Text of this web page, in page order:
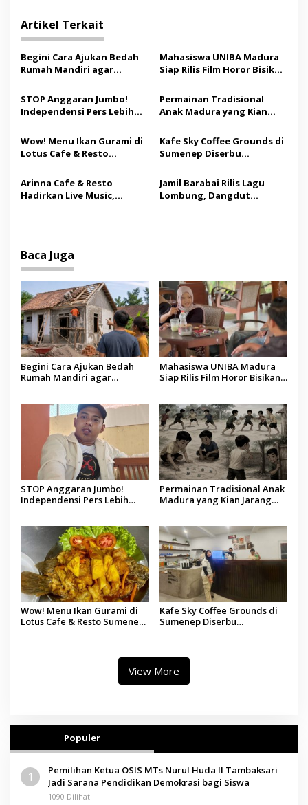
g
a
s
i
p
o
s
Artikel Terkait
Begini Cara Ajukan Bedah
Rumah Mandiri agar
Rp20 Juta
Mahasiswa UNIBA Madura
Siap Rilis Film Horor Bisikan
dan Sarat Pesan Moral
STOP Anggaran Jumbo!
Independensi Pers Lebih
Publikasi Rp8,2 Miliar
Permainan Tradisional
Anak Madura yang Kian
hingga Bal Budhi
Wow! Menu Ikan Gurami di
Lotus Cafe & Resto
Keluarga
Kafe Sky Coffee Grounds di
Sumenep Diserbu
Opening
Arinna Cafe & Resto
Hadirkan Live Music,
Jamil Barabai Rilis Lagu
Lombung, Dangdut
Baca Juga
Begini Cara Ajukan Bedah
Rumah Mandiri agar
Mahasiswa UNIBA Madura
Siap Rilis Film Horor Bisikan
STOP Anggaran Jumbo!
Independensi Pers Lebih
Permainan Tradisional Anak
Madura yang Kian Jarang
Wow! Menu Ikan Gurami di
Lotus Cafe & Resto Sumenep
Kafe Sky Coffee Grounds di
Sumenep Diserbu
View More
Populer
1
Pemilihan Ketua OSIS MTs Nurul Huda II Tambaksari
Jadi Sarana Pendidikan Demokrasi bagi Siswa
1090 Dilihat